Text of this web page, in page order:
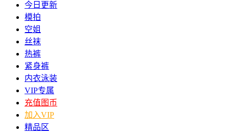
今日更新
模拍
空姐
丝袜
热裤
紧身裤
内衣泳装
VIP专属
充值图币
加入VIP
精品区